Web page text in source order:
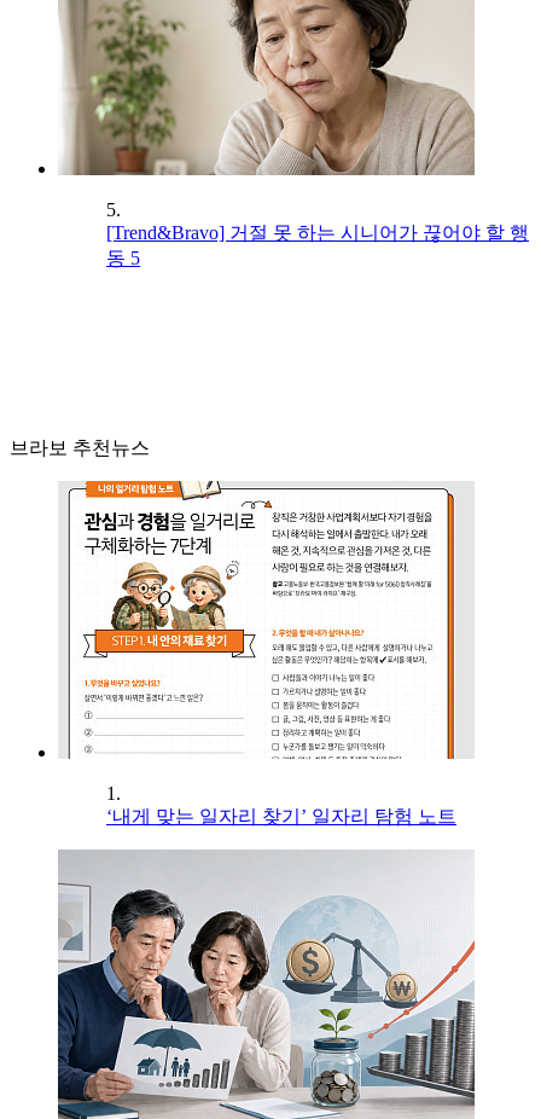
5.
[Trend&Bravo] 거절 못 하는 시니어가 끊어야 할 행
동 5
브라보 추천뉴스
1.
‘내게 맞는 일자리 찾기’ 일자리 탐험 노트